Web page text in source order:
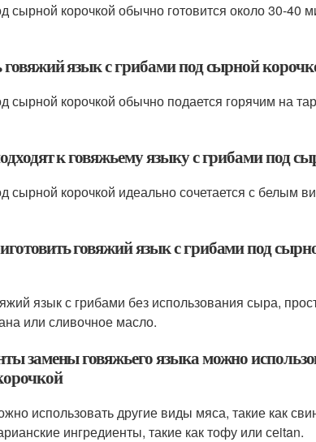
сырной корочкой обычно готовится около 30-40
язык с грибами под сырной
сырной корочкой обычно подается горячим на
к говяжьему языку с грибами под
сырной корочкой идеально сочетается с белым
говяжий язык с грибами под
язык с грибами без использования сыра,
или сливочное масло.
замены говяжьего языка можно
использовать другие виды мяса, такие как
ингредиенты, такие как тофу или сеitan.